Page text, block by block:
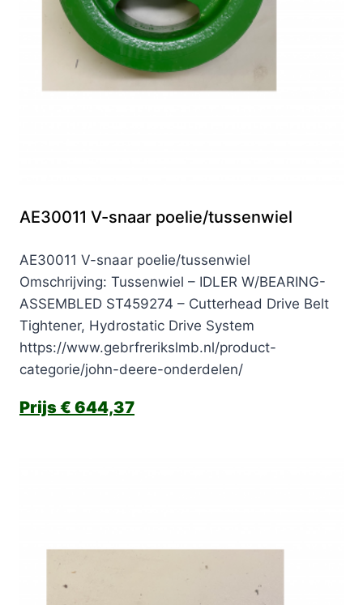
AE30011 V-snaar poelie/tussenwiel
AE30011 V-snaar poelie/tussenwiel
Omschrijving: Tussenwiel – IDLER W/BEARING-
ASSEMBLED ST459274 – Cutterhead Drive Belt
Tightener, Hydrostatic Drive System
https://www.gebrfrerikslmb.nl/product-
categorie/john-deere-onderdelen/
€ 644,37